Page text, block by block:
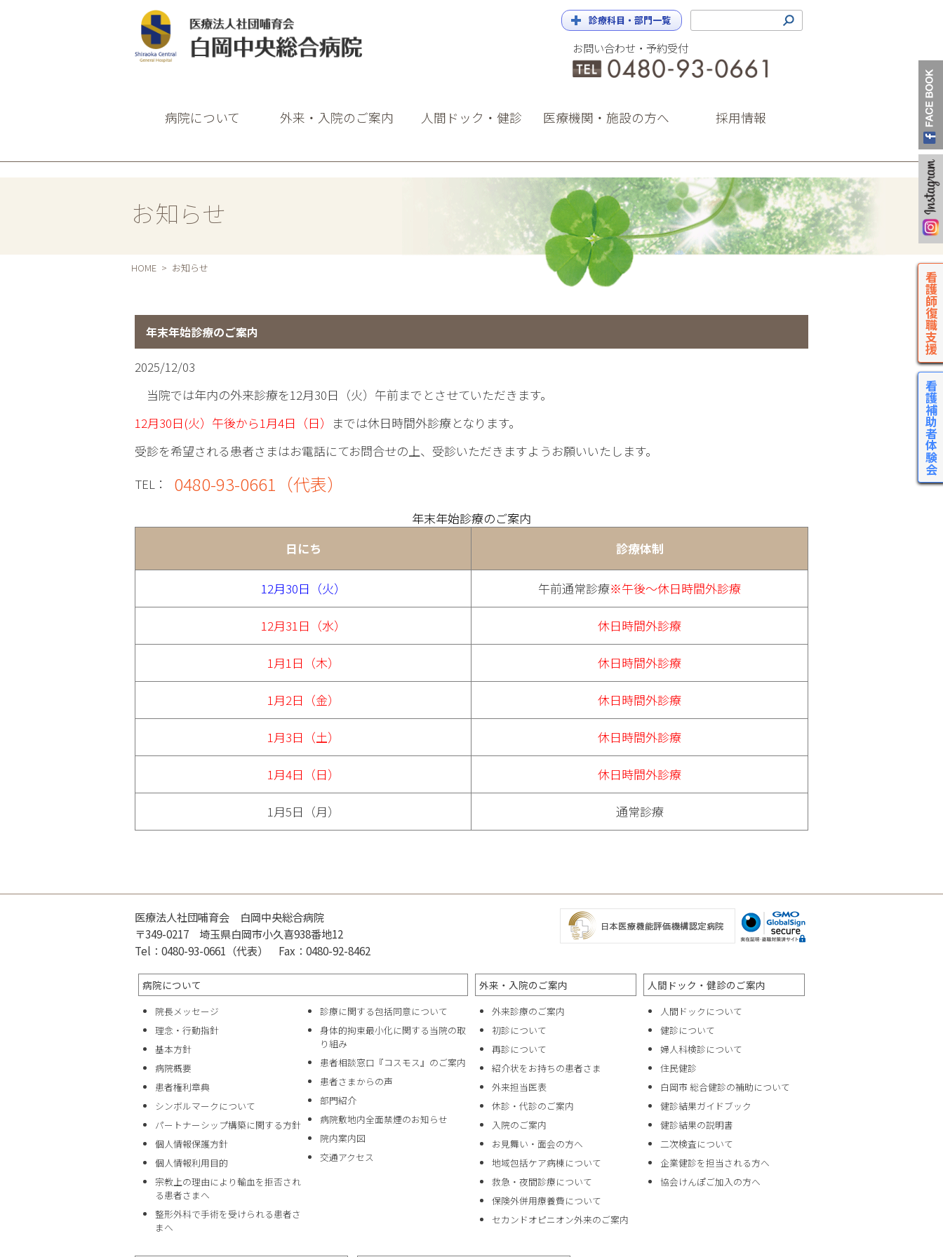
診療科目・部門一覧
お問い合わせ・予約受付
病院について 外来・入院のご案内 人間ドック・健診 医療機関・施設の方へ 採用情報
お知らせ
HOME お知らせ
年末年始診療のご案内
2025/12/03
当院では年内の外来診療を12月30日（火）午前までとさせていただきます。
12月30日(火）午後から1月4日（日） までは休日時間外診療となります。
受診を希望される患者さまはお電話にてお問合せの上、受診いただきますようお願いいたします。
TEL：
0480-93-0661（代表）
年末年始診療のご案内
日にち
診療体制
12月30日（火） 午前通常診療※午後～休日時間外診療
12月31日（水） 休日時間外診療
1月1日（木） 休日時間外診療
1月2日（金） 休日時間外診療
1月3日（土） 休日時間外診療
1月4日（日） 休日時間外診療
1月5日（月） 通常診療
医療法人社団哺育会 白岡中央総合病院
〒349-0217 埼玉県白岡市小久喜938番地12
Tel：0480-93-0661（代表） Fax：0480-92-8462
病院について
院長メッセージ
理念・行動指針
基本方針
病院概要
患者権利章典
シンボルマークについて
パートナーシップ構築に関する方針
個人情報保護方針
個人情報利用目的
宗教上の理由により輸血を拒否され
る患者さまへ
整形外科で手術を受けられる患者さ
まへ
診療に関する包括同意について
身体的拘束最小化に関する当院の取
り組み
患者相談窓口『コスモス』のご案内
患者さまからの声
部門紹介
病院敷地内全面禁煙のお知らせ
院内案内図
交通アクセス
外来・入院のご案内
外来診療のご案内
初診について
再診について
紹介状をお持ちの患者さま
外来担当医表
休診・代診のご案内
入院のご案内
お見舞い・面会の方へ
地域包括ケア病棟について
救急・夜間診療について
保険外併用療養費について
セカンドオピニオン外来のご案内
人間ドック・健診のご案内
人間ドックについて
健診について
婦人科検診について
住民健診
白岡市 総合健診の補助について
健診結果ガイドブック
健診結果の説明書
二次検査について
企業健診を担当される方へ
協会けんぽご加入の方へ
看護師復職支援
看護補助者体験会